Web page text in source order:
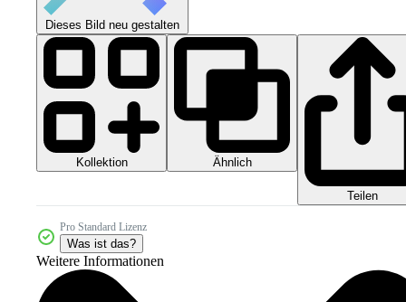
Dieses Bild neu gestalten
Kollektion Ähnlich
Teilen
Pro Standard Lizenz
Was ist das?
Weitere Informationen